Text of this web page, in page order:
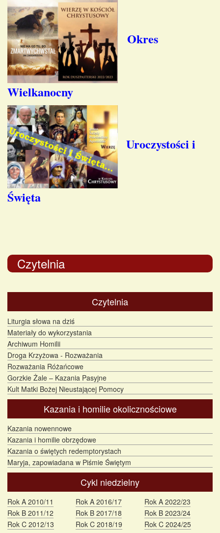
Okres
Wielkanocny
Uroczystości i
Święta
Czytelnia
Czytelnia
Liturgia słowa na dziś
Materiały do wykorzystania
Archiwum Homilii
Droga Krzyżowa - Rozważania
Rozważania Różańcowe
Gorzkie Żale – Kazania Pasyjne
Kult Matki Bożej Nieustającej Pomocy
Kazania i homilie okolicznościowe
Kazania nowennowe
Kazania i homilie obrzędowe
Kazania o świętych redemptorystach
Maryja, zapowiadana w Piśmie Świętym
Cykl niedzielny
Rok A 2010/11
Rok B 2011/12
Rok C 2012/13
Rok A 2016/17
Rok B 2017/18
Rok C 2018/19
Rok A 2022/23
Rok B 2023/24
Rok C 2024/25